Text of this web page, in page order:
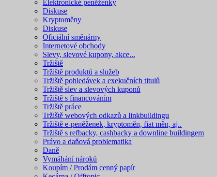
Elektronické peněženky
Diskuse
Kryptoměny
Diskuse
Oficiální směnárny
Internetové obchody
Slevy, slevové kupony, akce...
Tržiště
Tržiště produktů a služeb
Tržiště pohledávek a exekučních titulů
Tržiště slev a slevových kuponů
Tržiště s financováním
Tržiště práce
Tržiště webových odkazů a linkbuildingu
Tržiště e-peněženek, kryptoměn, fiat měn, aj..
Tržiště s refbacky, cashbacky a downline buildingem
Právo a daňová problematika
Daně
Vymáhání nároků
Koupím / Prodám cenný papír